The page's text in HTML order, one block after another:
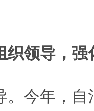
领导，强
今年，自